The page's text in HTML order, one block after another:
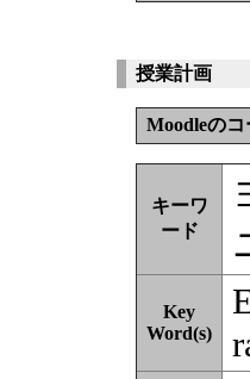
授業計画
Moodleの
キーワ
ード
Key
Word(s)